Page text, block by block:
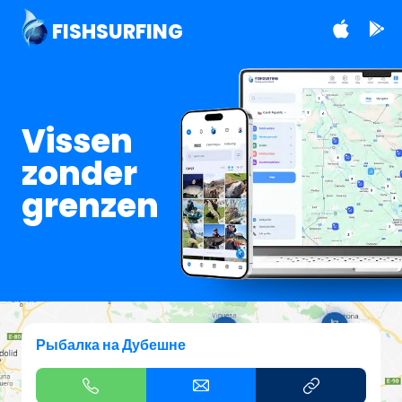
FISHSURFING
Vissen
zonder
grenzen
Рыбалка на Дубешне